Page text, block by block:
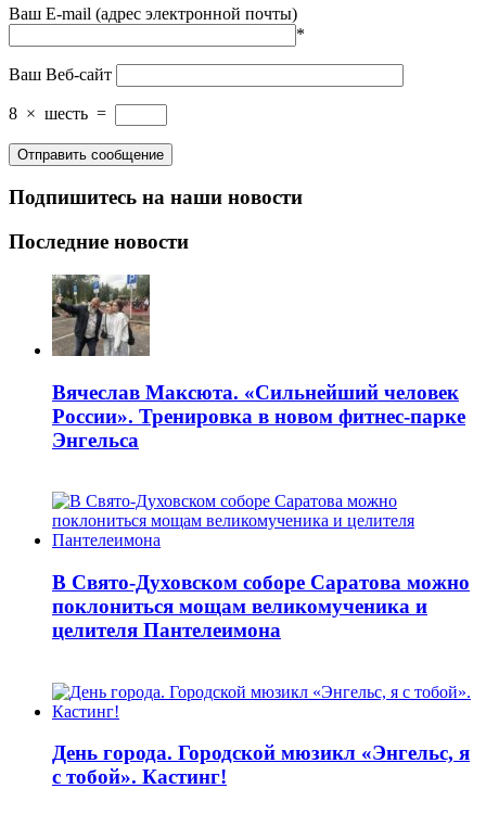
Ваш E-mail (адрес электронной почты)
*
Ваш Веб-сайт
8 × шесть =
Подпишитесь на наши новости
Последние новости
Вячеслав Максюта. «Сильнейший человек
России». Тренировка в новом фитнес-парке
Энгельса
В Свято-Духовском соборе Саратова можно
поклониться мощам великомученика и
целителя Пантелеимона
День города. Городской мюзикл «Энгельс, я
с тобой». Кастинг!